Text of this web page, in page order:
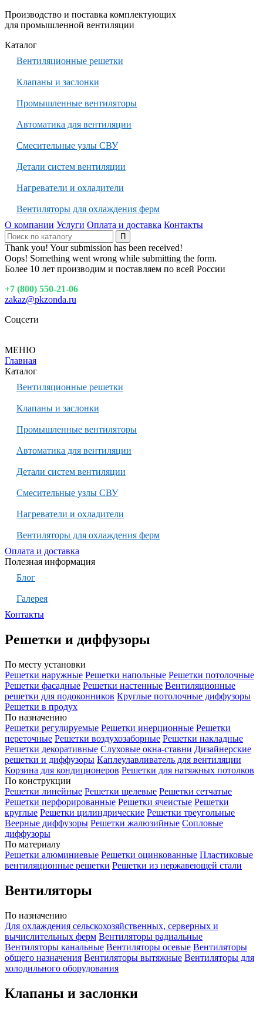
Производство и поставка комплектующих
для промышленной вентиляции
Каталог
Вентиляционные решетки
Клапаны и заслонки
Промышленные вентиляторы
Автоматика для вентиляции
Смесительные узлы СВУ
Детали систем вентиляции
Нагреватели и охладители
Вентиляторы для охлаждения ферм
О компании Услуги Оплата и доставка Контакты
Thank you! Your submission has been received!
Oops! Something went wrong while submitting the form.
Более 10 лет производим и поставляем по всей России
+7 (800) 550-21-06
zakaz@pkzonda.ru
Соцсети
МЕНЮ
Главная
Каталог
Вентиляционные решетки
Клапаны и заслонки
Промышленные вентиляторы
Автоматика для вентиляции
Детали систем вентиляции
Смесительные узлы СВУ
Нагреватели и охладители
Вентиляторы для охлаждения ферм
Оплата и доставка
Полезная информация
Блог
Галерея
Контакты
Решетки и диффузоры
По месту установки
Решетки наружные Решетки напольные Решетки потолочные
Решетки фасадные Решетки настенные Вентиляционные
решетки для подоконников Круглые потолочные диффузоры
Решетки в продух
По назначению
Решетки регулируемые Решетки инерционные Решетки
переточные Решетки воздухозаборные Решетки накладные
Решетки декоративные Слуховые окна-ставни Дизайнерские
решетки и диффузоры Каплеулавливатель для вентиляции
Корзина для кондиционеров Решетки для натяжных потолков
По конструкции
Решетки линейные Решетки щелевые Решетки сетчатые
Решетки перфорированные Решетки ячеистые Решетки
круглые Решетки цилиндрические Решетки треугольные
Веерные диффузоры Решетки жалюзийные Сопловые
диффузоры
По материалу
Решетки алюминиевые Решетки оцинкованные Пластиковые
вентиляционные решетки Решетки из нержавеющей стали
Вентиляторы
По назначению
Для охлаждения сельскохозяйственных, серверных и
вычислительных ферм Вентиляторы радиальные
Вентиляторы канальные Вентиляторы осевые Вентиляторы
общего назначения Вентиляторы вытяжные Вентиляторы для
холодильного оборудования
Клапаны и заслонки